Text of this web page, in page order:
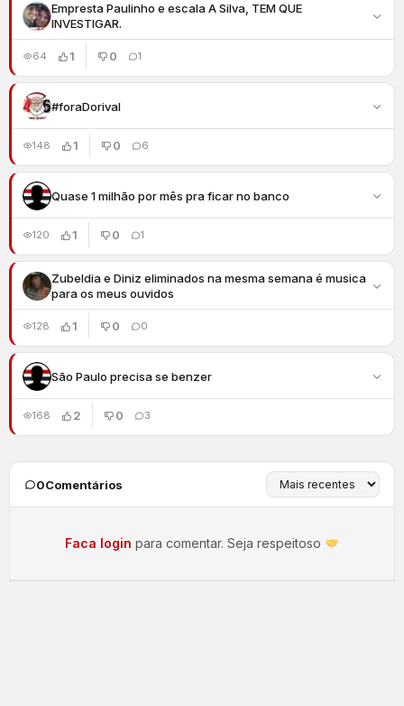
Empresta Paulinho e escala A Silva, TEM QUE
INVESTIGAR.
64 1 0 1
#foraDorival
148 1 0 6
Quase 1 milhão por mês pra ficar no banco
120 1 0 1
Zubeldia e Diniz eliminados na mesma semana é musica
para os meus ouvidos
128 1 0 0
São Paulo precisa se benzer
168 2 0 3
0Comentários
Faca login para comentar. Seja respeitoso